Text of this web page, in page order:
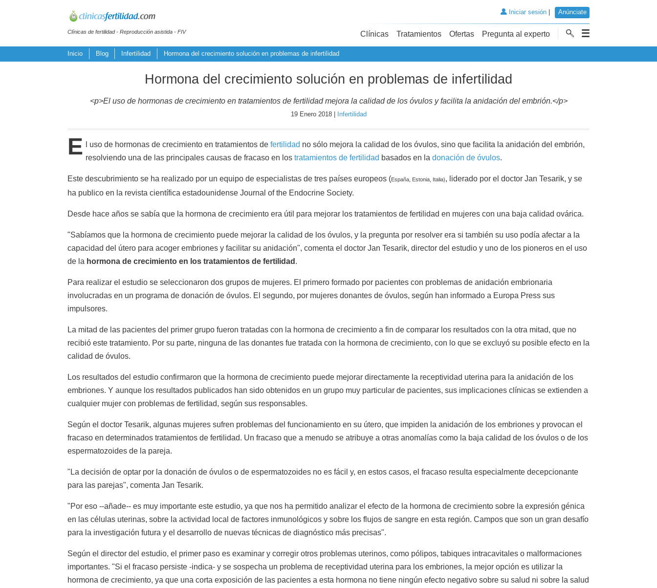
Clínicas de fertilidad - Reproducción asistida - FIV
Iniciar sesión| Anúnciate
Clínicas Tratamientos Ofertas Pregunta al experto
Inicio Blog Infertilidad Hormona del crecimiento solución en problemas de infertilidad
Hormona del crecimiento solución en problemas de infertilidad
<p>El uso de hormonas de crecimiento en tratamientos de fertilidad mejora la calidad de los óvulos y facilita la anidación del embrión.</p>
19 Enero 2018 | Infertilidad
E l uso de hormonas de crecimiento en tratamientos de fertilidad no sólo mejora la calidad de los óvulos, sino que facilita la anidación del embrión,
resolviendo una de las principales causas de fracaso en los tratamientos de fertilidad basados en la donación de óvulos.
Este descubrimiento se ha realizado por un equipo de especialistas de tres países europeos (España, Estonia, Italia), liderado por el doctor Jan Tesarik, y se
ha publico en la revista científica estadounidense Journal of the Endocrine Society.
Desde hace años se sabía que la hormona de crecimiento era útil para mejorar los tratamientos de fertilidad en mujeres con una baja calidad ovárica.
"Sabíamos que la hormona de crecimiento puede mejorar la calidad de los óvulos, y la pregunta por resolver era si también su uso podía afectar a la
capacidad del útero para acoger embriones y facilitar su anidación", comenta el doctor Jan Tesarik, director del estudio y uno de los pioneros en el uso
de la hormona de crecimiento en los tratamientos de fertilidad .
Para realizar el estudio se seleccionaron dos grupos de mujeres. El primero formado por pacientes con problemas de anidación embrionaria
involucradas en un programa de donación de óvulos. El segundo, por mujeres donantes de óvulos, según han informado a Europa Press sus
impulsores.
La mitad de las pacientes del primer grupo fueron tratadas con la hormona de crecimiento a fin de comparar los resultados con la otra mitad, que no
recibió este tratamiento. Por su parte, ninguna de las donantes fue tratada con la hormona de crecimiento, con lo que se excluyó su posible efecto en la
calidad de óvulos.
Los resultados del estudio confirmaron que la hormona de crecimiento puede mejorar directamente la receptividad uterina para la anidación de los
embriones. Y aunque los resultados publicados han sido obtenidos en un grupo muy particular de pacientes, sus implicaciones clínicas se extienden a
cualquier mujer con problemas de fertilidad, según sus responsables.
Según el doctor Tesarik, algunas mujeres sufren problemas del funcionamiento en su útero, que impiden la anidación de los embriones y provocan el
fracaso en determinados tratamientos de fertilidad. Un fracaso que a menudo se atribuye a otras anomalías como la baja calidad de los óvulos o de los
espermatozoides de la pareja.
"La decisión de optar por la donación de óvulos o de espermatozoides no es fácil y, en estos casos, el fracaso resulta especialmente decepcionante
para las parejas", comenta Jan Tesarik.
"Por eso --añade-- es muy importante este estudio, ya que nos ha permitido analizar el efecto de la hormona de crecimiento sobre la expresión génica
en las células uterinas, sobre la actividad local de factores inmunológicos y sobre los flujos de sangre en esta región. Campos que son un gran desafío
para la investigación futura y el desarrollo de nuevas técnicas de diagnóstico más precisas".
Según el director del estudio, el primer paso es examinar y corregir otros problemas uterinos, como pólipos, tabiques intracavitales o malformaciones
importantes. "Si el fracaso persiste -indica- y se sospecha un problema de receptividad uterina para los embriones, la mejor opción es utilizar la
hormona de crecimiento, ya que una corta exposición de las pacientes a esta hormona no tiene ningún efecto negativo sobre su salud ni sobre la salud